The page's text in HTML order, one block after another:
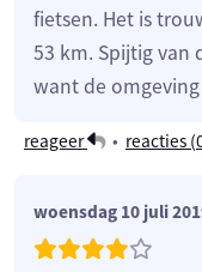
fietsen. Het is
53 km. Spijtig van
want de
reageer • reacties (
woensdag 10 juli